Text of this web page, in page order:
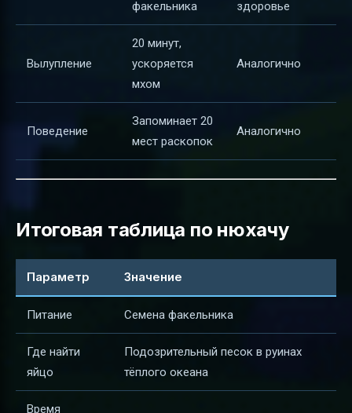
факельника здоровье
Вылупление
20 минут,
ускоряется
мхом
Аналогично
Поведение
Запоминает 20
мест раскопок
Аналогично
Итоговая таблица по нюхачу
Параметр Значение
Питание Семена факельника
Где найти
яйцо
Подозрительный песок в руинах
тёплого океана
Время